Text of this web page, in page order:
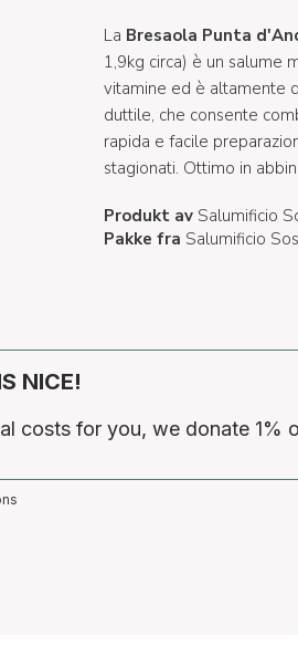
La Bresaola Punta
1,9kg circa) è un salume
vitamine ed è altamente
duttile, che consente
rapida e facile
stagionati. Ottimo in
Produkt avSalumificio
Pakke fra Salumificio
NICE!
costs for you, we donate 1%